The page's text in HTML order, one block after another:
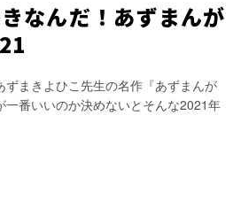
なんだ！あずまんが
ずまきよひこ先生の名作『あずまんが
一番いいのか決めないとそんな2021年